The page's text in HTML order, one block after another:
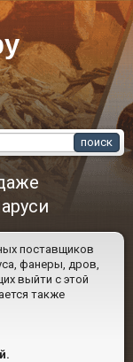
поставщиков
фанеры, дров,
выйти с этой
также